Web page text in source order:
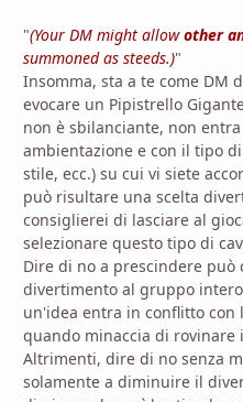
"(Your DM might allowother
summoned as steeds.)"
Insomma, sta a te come DM
evocare un Pipistrello
non è sbilanciante, non
ambientazione e con il tipo
stile, ecc.) su cui vi siete
può risultare una scelta
consiglierei di lasciare al
selezionare questo tipo di
Dire di no a prescindere
divertimento al gruppo
un'idea entra in conflitto con
quando minaccia di
Altrimenti, dire di no senza
solamente a diminuire il